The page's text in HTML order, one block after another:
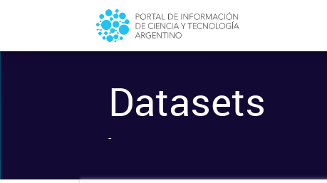
Datasets
-